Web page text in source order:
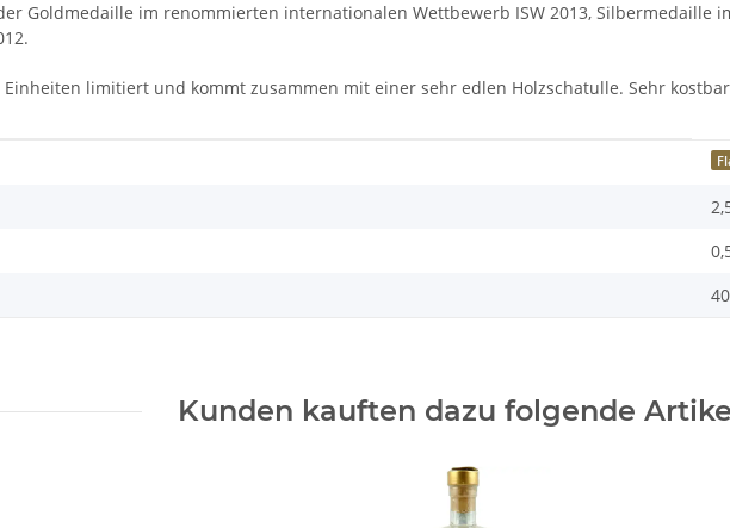
Goldmedaille im renommierten internationalen Wettbewerb ISW 2013, Silbermedaille
Einheiten limitiert und kommt zusammen mit einer sehr edlen Holzschatulle. Sehr
Kunden kauften dazu folgende